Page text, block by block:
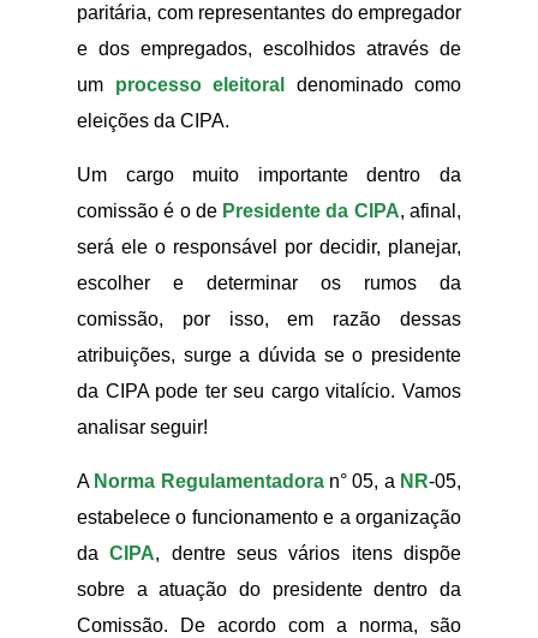
paritária, com representantes do empregador
e dos empregados, escolhidos através de
um processo eleitoral
denominado como
eleições da CIPA.
Um cargo muito importante dentro da
comissão é o de Presidente da CIPA, afinal,
será ele o responsável por decidir, planejar,
escolher e determinar os rumos da
comissão, por isso, em razão dessas
atribuições, surge a dúvida se o presidente
da CIPA pode ter seu cargo vitalício. Vamos
analisar seguir!
A Norma Regulamentadoran° 05, a NR-05,
estabelece o funcionamento e a organização
daCIPA, dentre seus vários itens dispõe
sobre a atuação do presidente dentro da
Comissão. De acordo com a norma, são